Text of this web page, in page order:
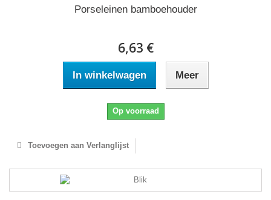
Porseleinen bamboehouder
6,63 €
In winkelwagen Meer
Op voorraad
Toevoegen aan Verlanglijst